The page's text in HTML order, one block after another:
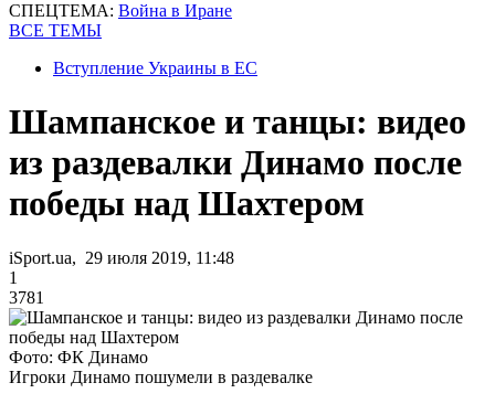
СПЕЦТЕМА: Война в Иране
ВСЕ ТЕМЫ
Вступление Украины в ЕС
Шампанское и танцы: видео
из раздевалки Динамо после
победы над Шахтером
iSport.ua, 29 июля 2019, 11:48
1
3781
Фото: ФК Динамо
Игроки Динамо пошумели в раздевалке